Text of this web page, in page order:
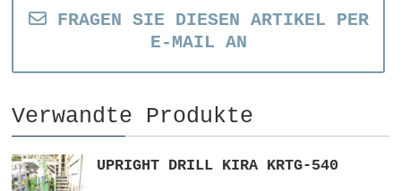
FRAGEN SIE DIESEN ARTIKEL PER
E-MAIL AN
Verwandte Produkte
UPRIGHT DRILL KIRA KRTG-540